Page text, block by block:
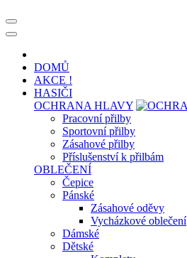
DOMŮ
AKCE !
HASIČI
OCHRANA HLAVY
Pracovní přilby
Sportovní přilby
Zásahové přilby
Příslušenství k přilbám
OBLEČENÍ
Čepice
Pánské
Zásahové oděvy
Vycházkové oblečení
Dámské
Dětské